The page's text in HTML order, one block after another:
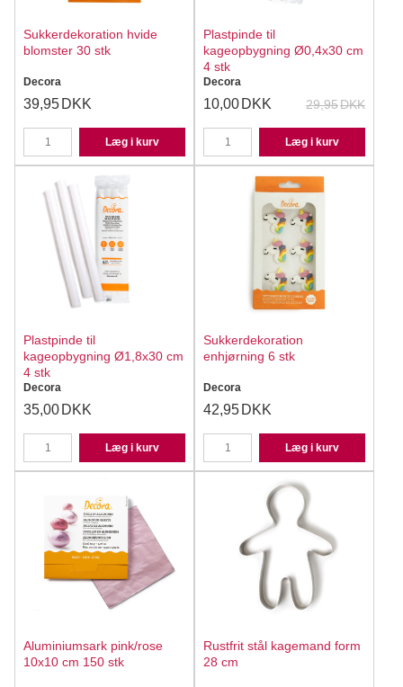
Sukkerdekoration hvide
blomster 30 stk
Decora
39,95 DKK
Læg i kurv
Plastpinde til
kageopbygning Ø0,4x30 cm
4 stk
Decora
29,95DKK
10,00 DKK
Læg i kurv
Plastpinde til
kageopbygning Ø1,8x30 cm
4 stk
Decora
35,00 DKK
Læg i kurv
Sukkerdekoration
enhjørning 6 stk
Decora
42,95 DKK
Læg i kurv
Aluminiumsark pink/rose
10x10 cm 150 stk
Rustfrit stål kagemand form
28 cm